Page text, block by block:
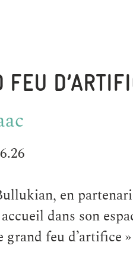
FEU
en
dans son
grand feu d’artifice